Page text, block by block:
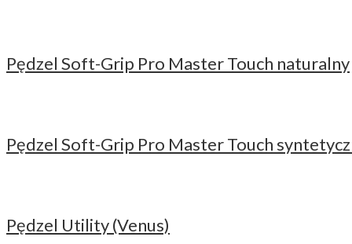
Pędzel Soft-Grip Pro Master Touch naturalny
Pędzel Soft-Grip Pro Master Touch
Pędzel Utility (Venus)